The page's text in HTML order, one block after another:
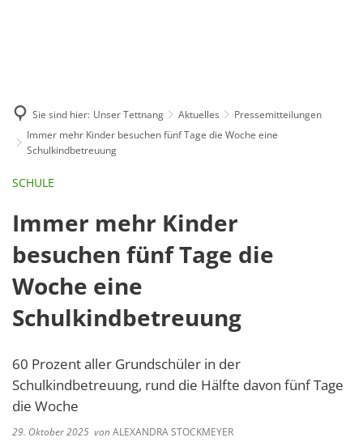
Sie sind hier: Unser Tettnang Aktuelles
Pressemitteilungen
Immer mehr Kinder besuchen fünf Tage die Woche eine
Schulkindbetreuung
SCHULE
Immer mehr Kinder
besuchen fünf Tage die
Woche eine
Schulkindbetreuung
60 Prozent aller Grundschüler in der
Schulkindbetreuung, rund die Hälfte davon fünf Tage
die Woche
29. Oktober 2025 vonALEXANDRA STOCKMEYER